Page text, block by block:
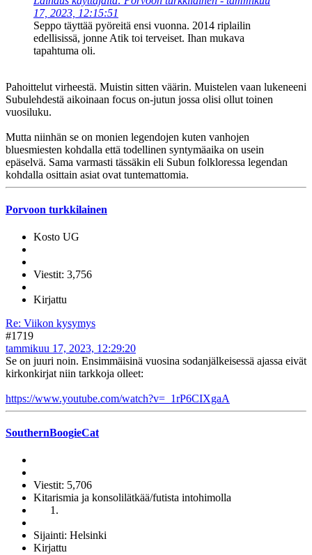
17, 2023, 12:15:51
Seppo täyttää pyöreitä ensi vuonna. 2014 riplailin
edellisissä, jonne Atik toi terveiset. Ihan mukava
tapahtuma oli.
Pahoittelut virheestä. Muistin sitten väärin. Muistelen vaan lukeneeni
Subulehdestä aikoinaan focus on-jutun jossa olisi ollut toinen
vuosiluku.
Mutta niinhän se on monien legendojen kuten vanhojen
bluesmiesten kohdalla että todellinen syntymäaika on usein
epäselvä. Sama varmasti tässäkin eli Subun folkloressa legendan
kohdalla osittain asiat ovat tuntemattomia.
Porvoon turkkilainen
Kosto UG
Viestit: 3,756
Kirjattu
Re: Viikon kysymys
#1719
tammikuu 17, 2023, 12:29:20
Se on juuri noin. Ensimmäisinä vuosina sodanjälkeisessä ajassa eivät
kirkonkirjat niin tarkkoja olleet:
https://www.youtube.com/watch?v=_1rP6CIXgaA
SouthernBoogieCat
Viestit: 5,706
Kitarismia ja konsolilätkää/futista intohimolla
Sijainti: Helsinki
Kirjattu